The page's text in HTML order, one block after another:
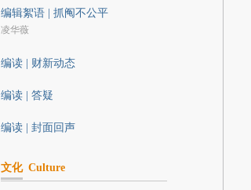
编辑絮语 | 抓阄不公平
凌华薇
编读 | 财新动态
编读 | 答疑
编读 | 封面回声
文化 Culture